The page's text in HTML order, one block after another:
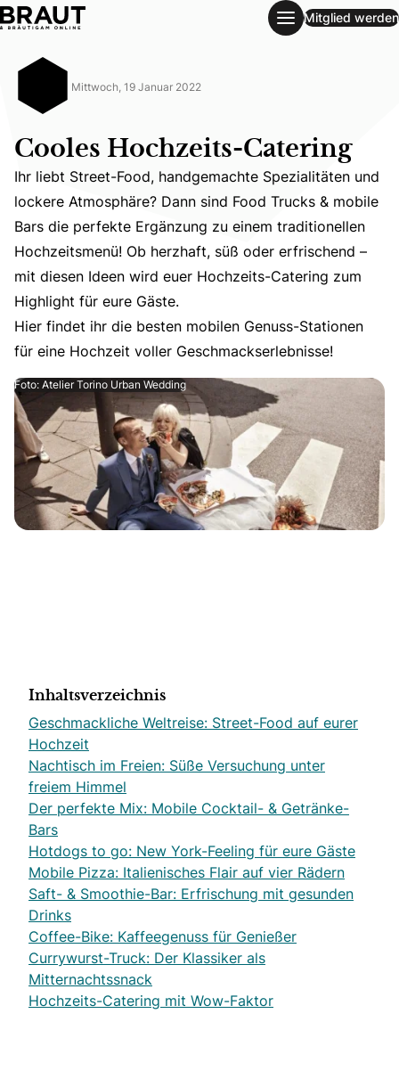
Mitglied werden
Mittwoch, 19 Januar 2022
Cooles Hochzeits-Catering
Ihr liebt Street-Food, handgemachte Spezialitäten und
Hier findet ihr die besten mobilen Genuss-Stationen für
Ihr liebt Street-Food, handgemachte Spezialitäten und
lockere Atmosphäre? Dann sind Food Trucks & mobile
Bars die perfekte Ergänzung zu einem traditionellen
Hochzeitsmenü! Ob herzhaft, süß oder erfrischend –
mit diesen Ideen wird euer Hochzeits-Catering zum
Highlight für eure Gäste.
Hier findet ihr die besten mobilen Genuss-Stationen
für eine Hochzeit voller Geschmackserlebnisse!
Foto: Atelier Torino Urban Wedding
Inhaltsverzeichnis
Geschmackliche Weltreise: Street-Food auf eurer
Hochzeit
Nachtisch im Freien: Süße Versuchung unter
freiem Himmel
Der perfekte Mix: Mobile Cocktail- & Getränke-
Bars
Hotdogs to go: New York-Feeling für eure Gäste
Mobile Pizza: Italienisches Flair auf vier Rädern
Saft- & Smoothie-Bar: Erfrischung mit gesunden
Drinks
Coffee-Bike: Kaffeegenuss für Genießer
Currywurst-Truck: Der Klassiker als
Mitternachtssnack
Hochzeits-Catering mit Wow-Faktor